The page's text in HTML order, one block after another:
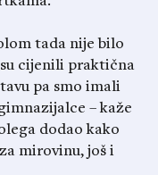
tada nije bilo
cijenili praktična
pa smo imali
– kaže
dodao kako
mirovinu, još i